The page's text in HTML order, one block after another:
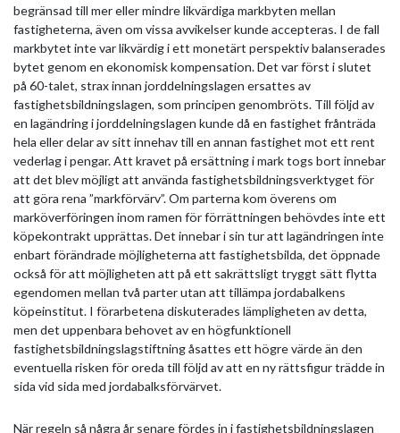
begränsad till mer eller mindre likvärdiga markbyten mellan
fastigheterna, även om vissa avvikelser kunde accepteras. I de fall
markbytet inte var likvärdig i ett monetärt perspektiv balanserades
bytet genom en ekonomisk kompensation. Det var först i slutet
på 60-talet, strax innan jorddelningslagen ersattes av
fastighetsbildningslagen, som principen genombröts. Till följd av
en lagändring i jorddelningslagen kunde då en fastighet frånträda
hela eller delar av sitt innehav till en annan fastighet mot ett rent
vederlag i pengar. Att kravet på ersättning i mark togs bort innebar
att det blev möjligt att använda fastighetsbildningsverktyget för
att göra rena ”markförvärv”. Om parterna kom överens om
marköverföringen inom ramen för förrättningen behövdes inte ett
köpekontrakt upprättas. Det innebar i sin tur att lagändringen inte
enbart förändrade möjligheterna att fastighetsbilda, det öppnade
också för att möjligheten att på ett sakrättsligt tryggt sätt flytta
egendomen mellan två parter utan att tillämpa jordabalkens
köpeinstitut. I förarbetena diskuterades lämpligheten av detta,
men det uppenbara behovet av en högfunktionell
fastighetsbildningslagstiftning åsattes ett högre värde än den
eventuella risken för oreda till följd av att en ny rättsfigur trädde in
sida vid sida med jordabalksförvärvet.
När regeln så några år senare fördes in i fastighetsbildningslagen